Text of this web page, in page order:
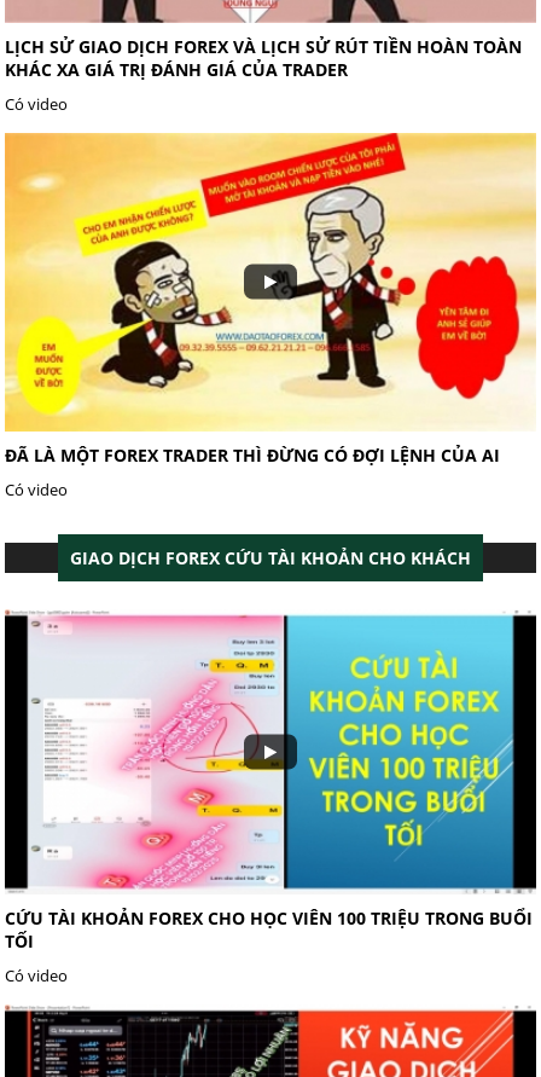
LỊCH SỬ GIAO DỊCH FOREX VÀ LỊCH SỬ RÚT TIỀN HOÀN TOÀN
KHÁC XA GIÁ TRỊ ĐÁNH GIÁ CỦA TRADER
Có video
ĐÃ LÀ MỘT FOREX TRADER THÌ ĐỪNG CÓ ĐỢI LỆNH CỦA AI
Có video
GIAO DỊCH FOREX CỨU TÀI KHOẢN CHO KHÁCH
CỨU TÀI KHOẢN FOREX CHO HỌC VIÊN 100 TRIỆU TRONG BUỔI
TỐI
Có video